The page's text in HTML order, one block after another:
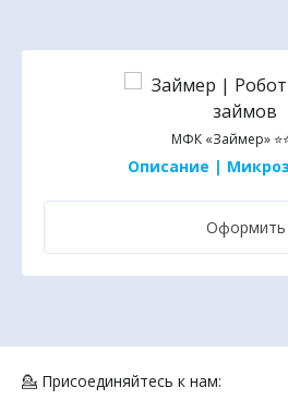
МФК «Займер»
Описание |
Оформить
💁 Присоединяйтесь к нам: